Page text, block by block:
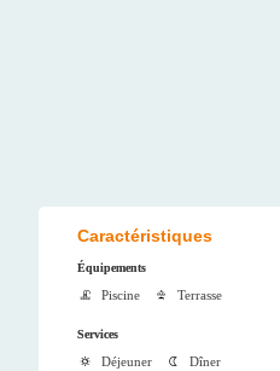
Caractéristiques
Équipements
Piscine Terrasse
Services
Déjeuner Dîner